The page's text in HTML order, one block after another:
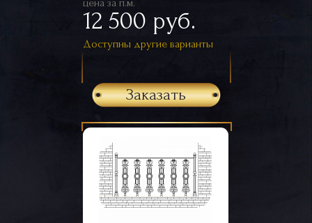
цена за п.м.
12 500 руб.
Доступны другие варианты
Заказать